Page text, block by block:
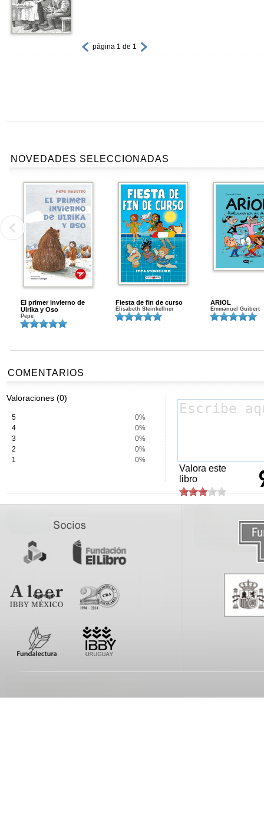
página 1 de 1
NOVEDADES SELECCIONADAS
El primer invierno de
Ulrika y Oso
Pepe
Fiesta de fin de curso
Elisabeth Steinkellner
ARIOL
Emmanuel Guibert
COMENTARIOS
Valoraciones (0)
5
0%
4
0%
3
0%
2
0%
1
0%
Valora este
libro